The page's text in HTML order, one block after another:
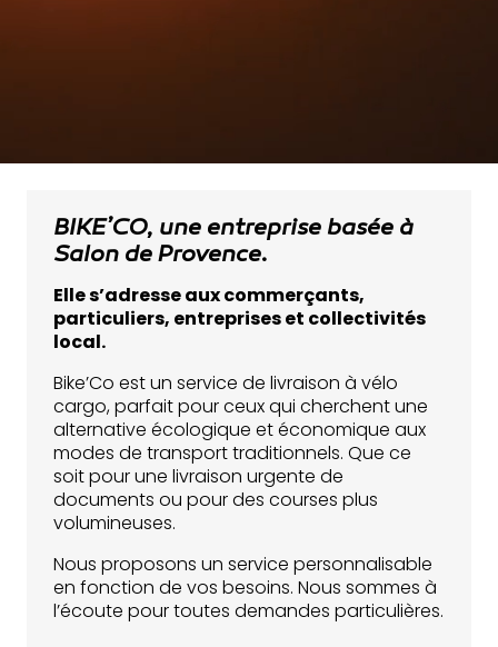
BIKE’CO, une entreprise basée à
Salon de Provence.
Elle s’adresse aux commerçants,
particuliers, entreprises et collectivités
local.
Bike’Co est un service de livraison à vélo
cargo, parfait pour ceux qui cherchent une
alternative écologique et économique aux
modes de transport traditionnels. Que ce
soit pour une livraison urgente de
documents ou pour des courses plus
volumineuses.
Nous proposons un service personnalisable
en fonction de vos besoins. Nous sommes à
l’écoute pour toutes demandes particulières.